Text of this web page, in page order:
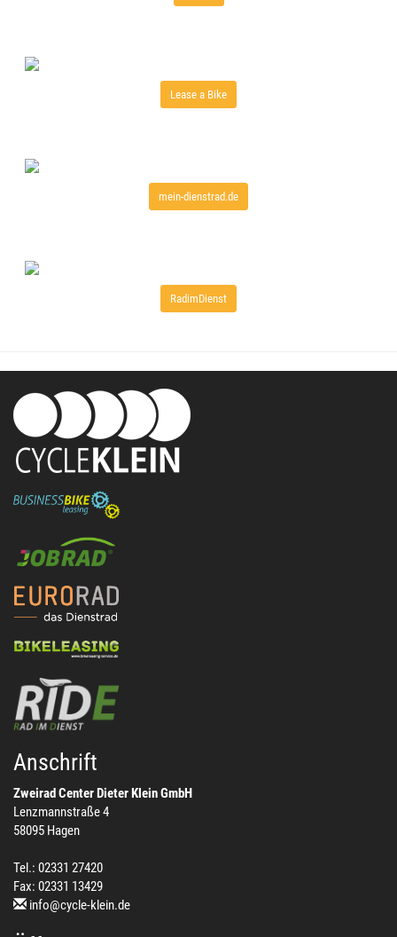
Lease a Bike
mein-dienstrad.de
RadimDienst
Anschrift
Zweirad Center Dieter Klein GmbH
Lenzmannstraße 4
58095 Hagen
Tel.: 02331 27420
Fax: 02331 13429
info@cycle-klein.de